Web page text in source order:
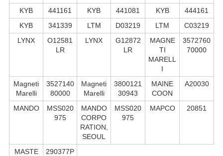
KYB 441161 KYB 441081 KYB
444161
KYB
341339 LTM D03219 LTM
C03219
LYNX
O12581
LR
LYNX
G12872
LR
MAGNE
TI
MARELL
I
3572760
70000
Magneti
Marelli
3527140
80000
Magneti
Marelli
3800121
30943
MAINE
COON
A20030
MANDO
MSS020
975
MANDO
CORPO
RATION,
SEOUL
MSS020
975
MAPCO 20851
MASTE
290377P